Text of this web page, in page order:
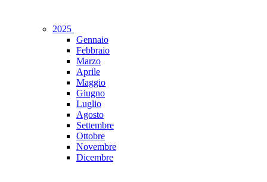
2025
Gennaio
Febbraio
Marzo
Aprile
Maggio
Giugno
Luglio
Agosto
Settembre
Ottobre
Novembre
Dicembre